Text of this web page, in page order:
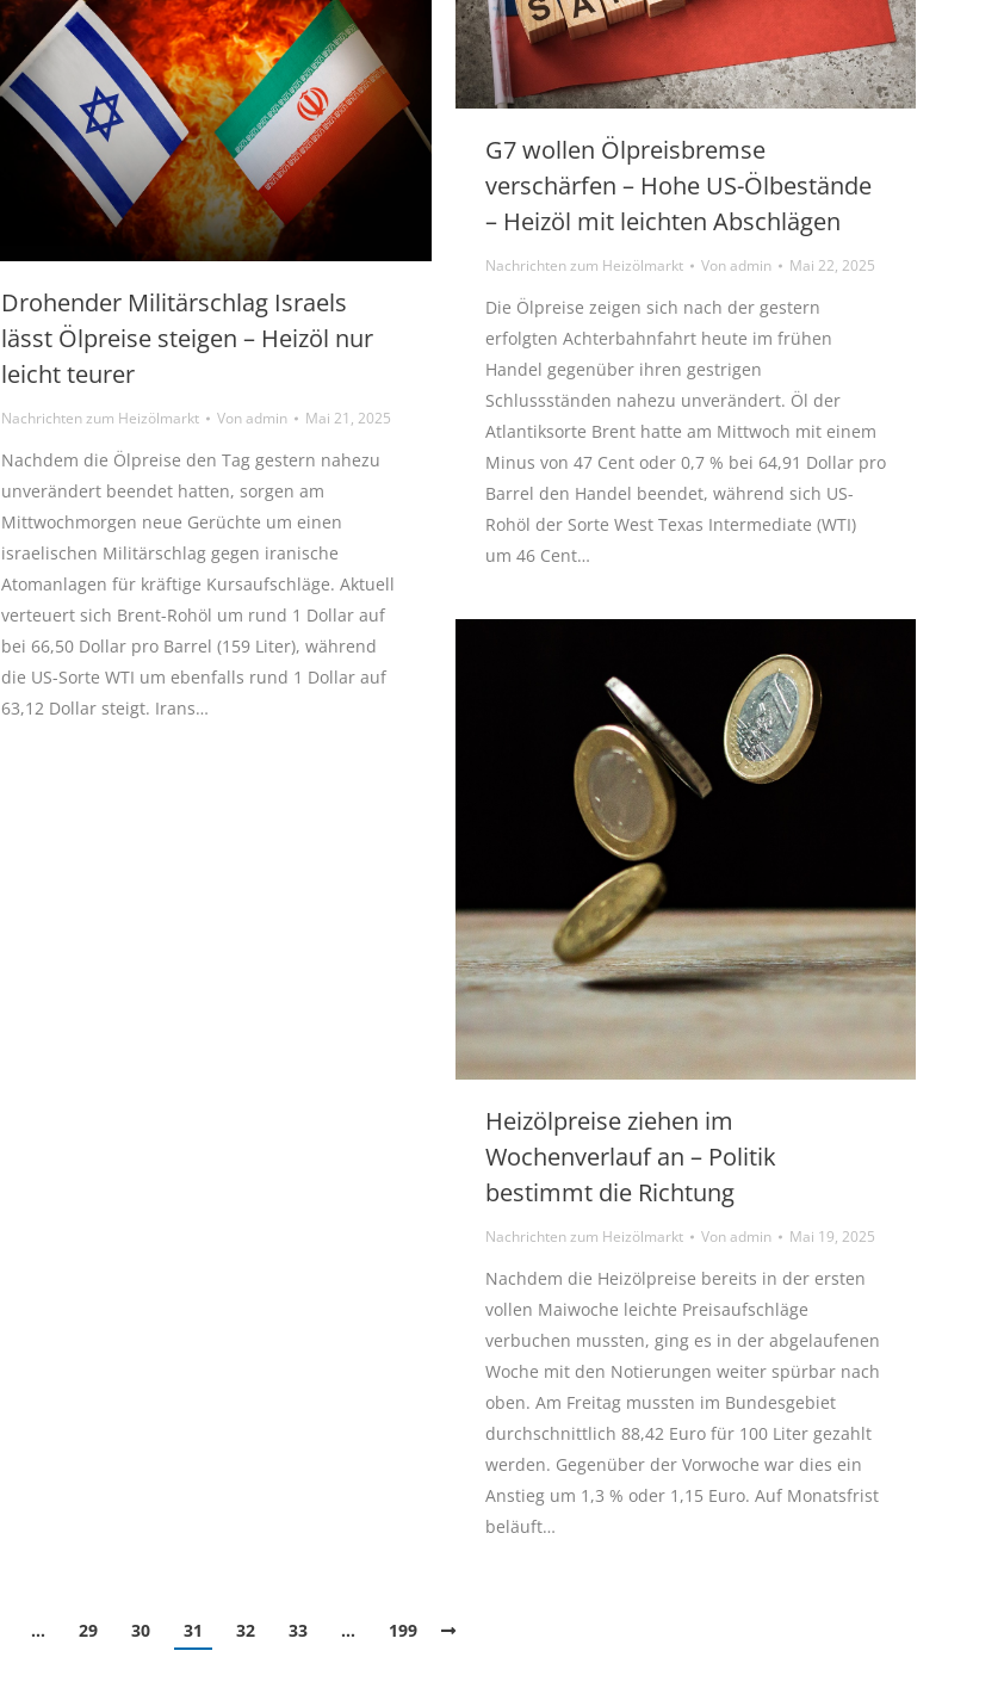
G7 wollen Ölpreisbremse
verschärfen – Hohe US-Ölbestände
– Heizöl mit leichten Abschlägen
Nachrichten zum Heizölmarkt Vonadmin Mai 22, 2025
Die Ölpreise zeigen sich nach der gestern
erfolgten Achterbahnfahrt heute im frühen
Handel gegenüber ihren gestrigen
Schlussständen nahezu unverändert. Öl der
Atlantiksorte Brent hatte am Mittwoch mit einem
Minus von 47 Cent oder 0,7 % bei 64,91 Dollar pro
Barrel den Handel beendet, während sich US-
Rohöl der Sorte West Texas Intermediate (WTI)
um 46 Cent…
Drohender Militärschlag Israels
lässt Ölpreise steigen – Heizöl nur
leicht teurer
Nachrichten zum Heizölmarkt Vonadmin Mai 21, 2025
Nachdem die Ölpreise den Tag gestern nahezu
unverändert beendet hatten, sorgen am
Mittwochmorgen neue Gerüchte um einen
israelischen Militärschlag gegen iranische
Atomanlagen für kräftige Kursaufschläge. Aktuell
verteuert sich Brent-Rohöl um rund 1 Dollar auf
bei 66,50 Dollar pro Barrel (159 Liter), während
die US-Sorte WTI um ebenfalls rund 1 Dollar auf
63,12 Dollar steigt. Irans…
Heizölpreise ziehen im
Wochenverlauf an – Politik
bestimmt die Richtung
Nachrichten zum Heizölmarkt Vonadmin Mai 19, 2025
Nachdem die Heizölpreise bereits in der ersten
vollen Maiwoche leichte Preisaufschläge
verbuchen mussten, ging es in der abgelaufenen
Woche mit den Notierungen weiter spürbar nach
oben. Am Freitag mussten im Bundesgebiet
durchschnittlich 88,42 Euro für 100 Liter gezahlt
werden. Gegenüber der Vorwoche war dies ein
Anstieg um 1,3 % oder 1,15 Euro. Auf Monatsfrist
beläuft…
… 29 30 31 32 33 … 199